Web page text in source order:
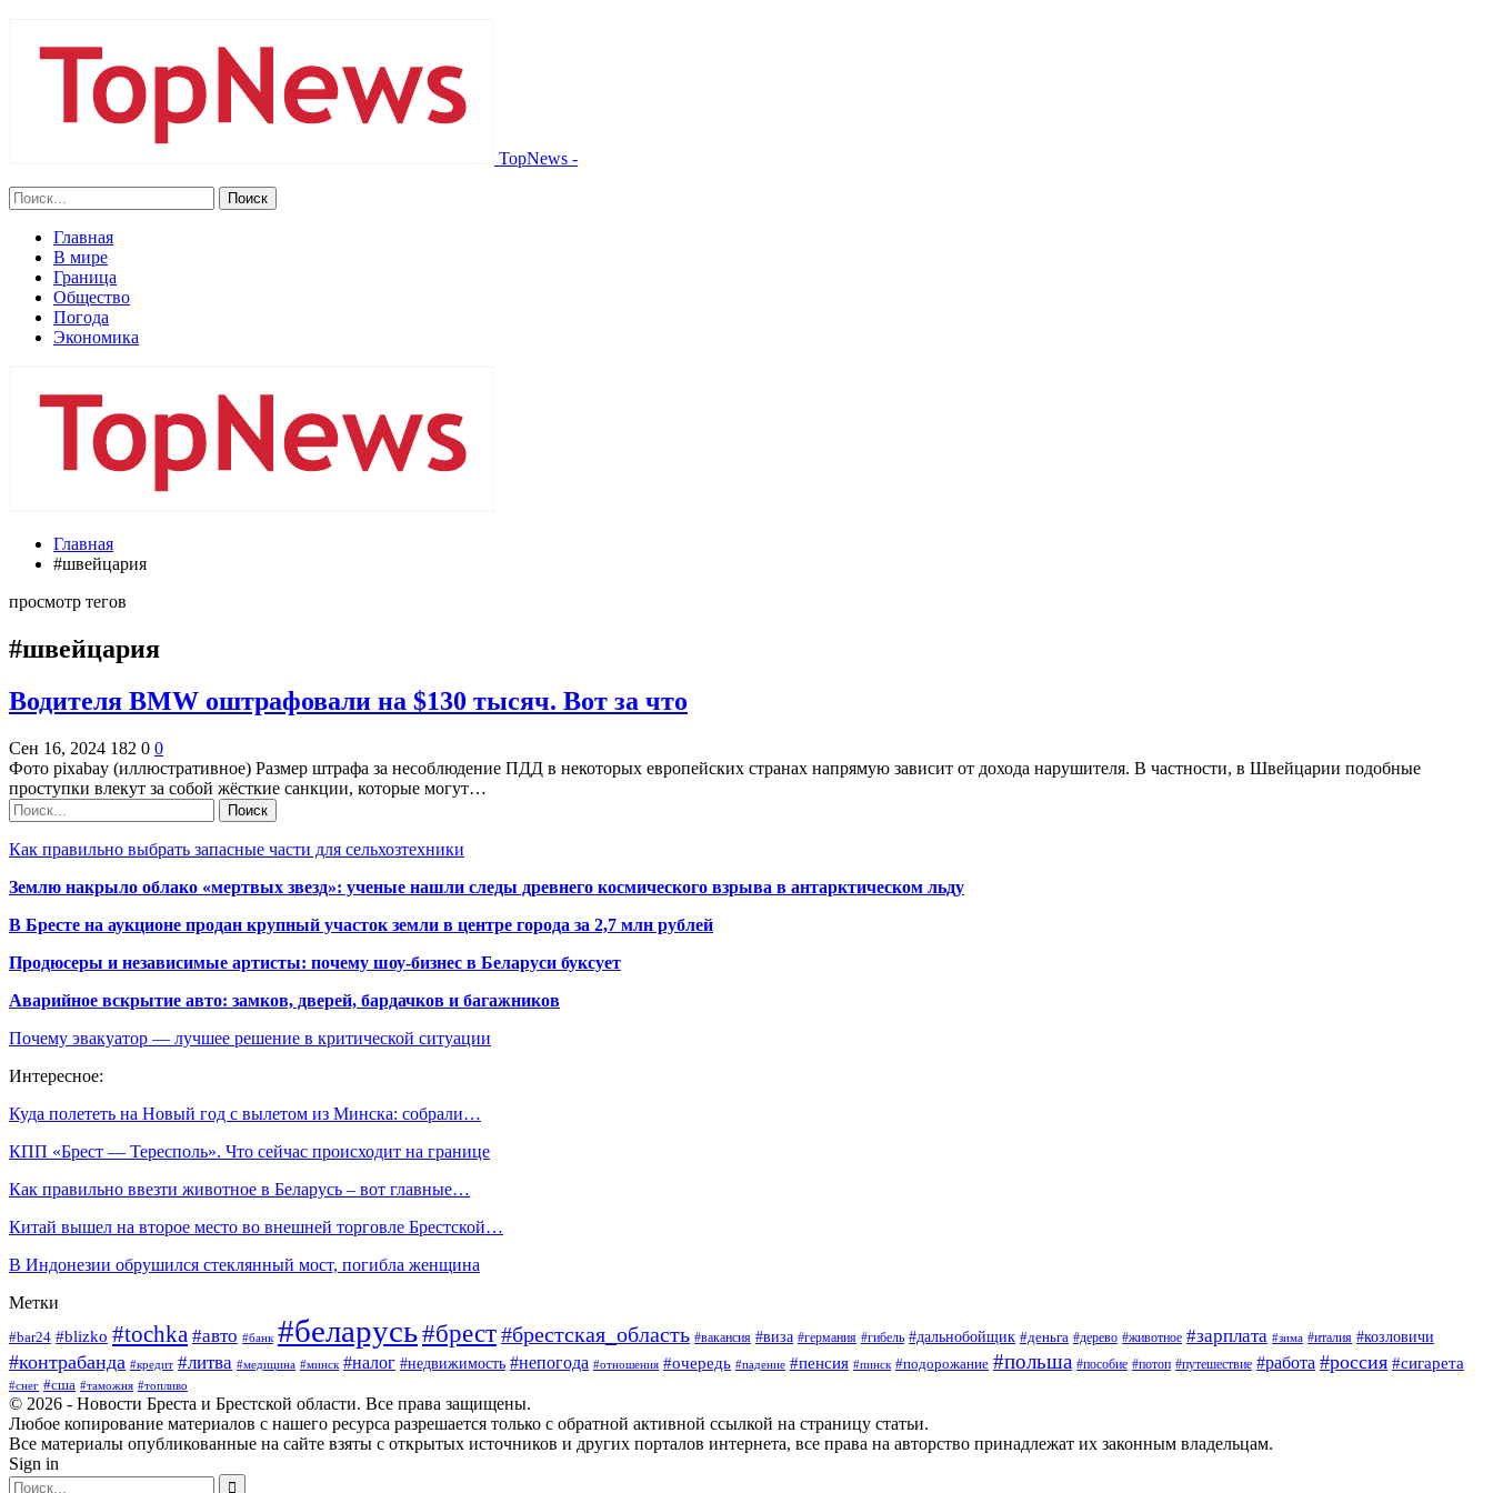
TopNews -
Главная
В мире
Граница
Общество
Погода
Экономика
Главная
#швейцария
просмотр тегов
#швейцария
Водителя BMW оштрафовали на $130 тысяч. Вот за что
Сен 16, 2024 182 0 0
Фото pixabay (иллюстративное) Размер штрафа за несоблюдение ПДД в некоторых европейских странах напрямую зависит от дохода нарушителя. В частности, в Швейцарии подобные
проступки влекут за собой жёсткие санкции, которые могут…
Как правильно выбрать запасные части для сельхозтехники
Землю накрыло облако «мертвых звезд»: ученые нашли следы древнего космического взрыва в антарктическом льду
В Бресте на аукционе продан крупный участок земли в центре города за 2,7 млн рублей
Продюсеры и независимые артисты: почему шоу-бизнес в Беларуси буксует
Аварийное вскрытие авто: замков, дверей, бардачков и багажников
Почему эвакуатор — лучшее решение в критической ситуации
Интересное:
Куда полететь на Новый год с вылетом из Минска: собрали…
КПП «Брест — Тересполь». Что сейчас происходит на границе
Как правильно ввезти животное в Беларусь – вот главные…
Китай вышел на второе место во внешней торговле Брестской…
В Индонезии обрушился стеклянный мост, погибла женщина
Метки
#bar24 #blizko #tochka #авто #банк #беларусь#брест#брестская_область #вакансия #виза #германия #гибель #дальнобойщик #деньга #дерево #животное #зарплата #зима #италия #козловичи
#контрабанда #кредит #литва #медицина #минск #налог #недвижимость #непогода #отношения #очередь #падение #пенсия #пинск #подорожание #польша #пособие #потоп #путешествие #работа #россия #сигарета
#снег #сша #таможня #топливо
© 2026 - Новости Бреста и Брестской области. Все права защищены.
Любое копирование материалов с нашего ресурса разрешается только с обратной активной ссылкой на страницу статьи.
Все материалы опубликованные на сайте взяты с открытых источников и других порталов интернета, все права на авторство принадлежат их законным владельцам.
Sign in